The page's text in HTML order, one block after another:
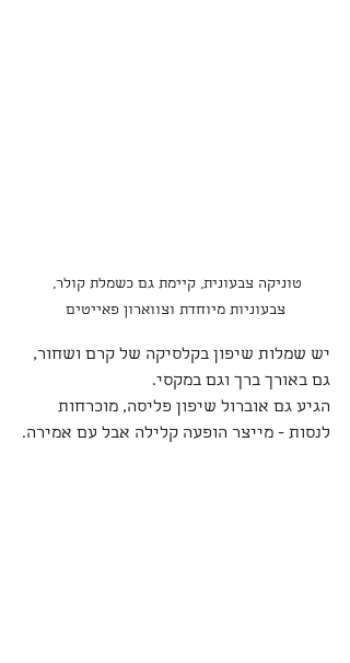
טוניקה צבעונית, קיימת גם כשמלת קולר,
צבעוניות מיוחדת וצווארון פאייטים
יש שמלות שיפון בקלסיקה של קרם ושחור,
גם באורך ברך וגם במקסי.
הגיע גם אוברול שיפון פליסה, מוכרחות
לנסות - מייצר הופעה קלילה אבל עם אמירה.